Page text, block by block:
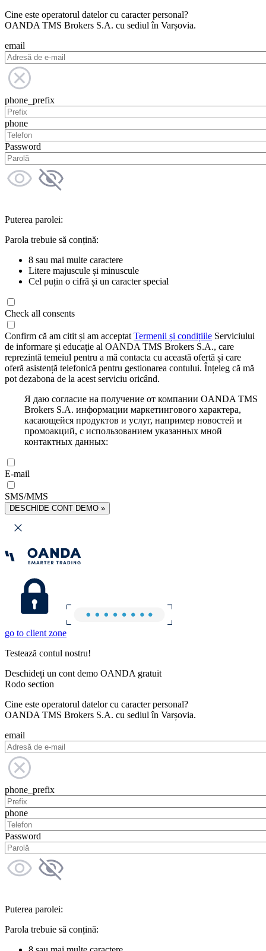
Cine este operatorul datelor cu caracter personal?
OANDA TMS Brokers S.A. cu sediul în Varșovia.
email
phone_prefix
phone
Password
Puterea parolei:
Parola trebuie să conțină:
8 sau mai multe caractere
Litere majuscule și minuscule
Cel puțin o cifră și un caracter special
Check all consents
Confirm că am citit și am acceptat Termenii și condițiile Serviciului
de informare și educație al OANDA TMS Brokers S.A., care
reprezintă temeiul pentru a mă contacta cu această ofertă și care
oferă asistență telefonică pentru gestionarea contului. Înțeleg că mă
pot dezabona de la acest serviciu oricând.
Я даю согласие на получение от компании OANDA TMS
Brokers S.A. информации маркетингового характера,
касающейся продуктов и услуг, например новостей и
промоакций, с использованием указанных мной
контактных данных:
E-mail
SMS/MMS
DESCHIDE CONT DEMO »
go to client zone
Testează contul nostru!
Deschideți un cont demo OANDA gratuit
Rodo section
Cine este operatorul datelor cu caracter personal?
OANDA TMS Brokers S.A. cu sediul în Varșovia.
email
phone_prefix
phone
Password
Puterea parolei:
Parola trebuie să conțină: